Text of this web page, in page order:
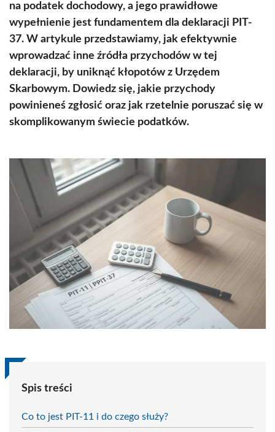
na podatek dochodowy, a jego prawidłowe
wypełnienie jest fundamentem dla deklaracji PIT-
37. W artykule przedstawiamy, jak efektywnie
wprowadzać inne źródła przychodów w tej
deklaracji, by uniknąć kłopotów z Urzędem
Skarbowym. Dowiedz się, jakie przychody
powinieneś zgłosić oraz jak rzetelnie poruszać się w
skomplikowanym świecie podatków.
Spis treści
Co to jest PIT-11 i do czego służy?